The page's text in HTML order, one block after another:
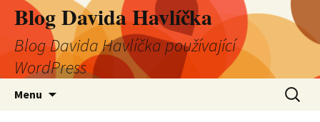
Blog Davida Havlíčka
Blog Davida Havlíčka používající
WordPress
Menu